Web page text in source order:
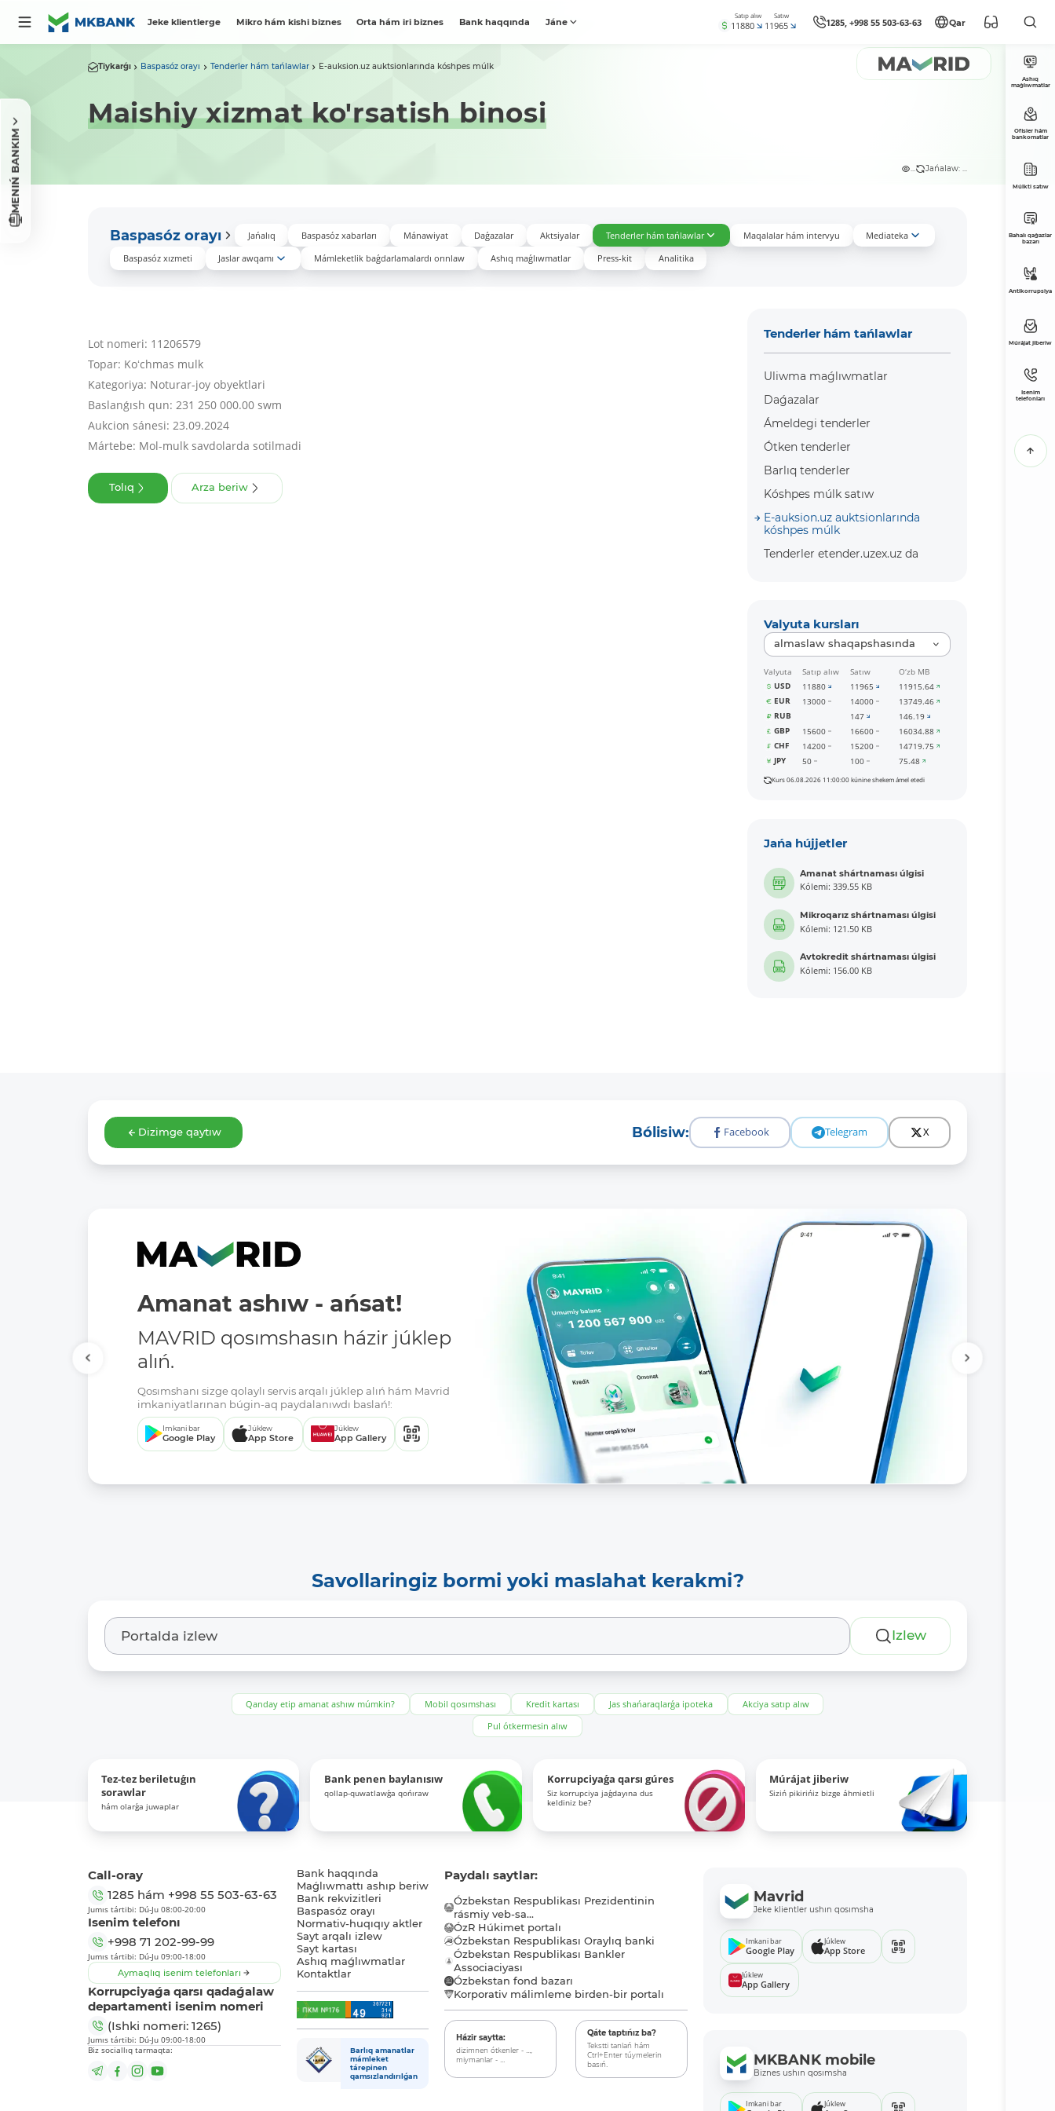
Jeke klientlerge Mikro hám kishi biznes Orta hám iri biznes Bank haqqında Jáne
Satıp alıw
11880
Satıw
11965 1285, +998 55 503-63-63 Qar
MENIŃ BANKIM
Tiykarǵı Baspasóz orayı Tenderler hám tańlawlar E-auksion.uz auktsionlarında kóshpes múlk
Maishiy xizmat ko'rsatish binosi
... Jańalaw: ...
Baspasóz orayı Jańalıq Baspasóz xabarları Mánawiyat Daǵazalar Aktsiyalar Tenderler hám tańlawlar Maqalalar hám intervyu
Mediateka
Baspasóz xızmeti
Jaslar awqamı Mámleketlik baǵdarlamalardı orınlaw Ashıq maǵlıwmatlar Press-kit Analitika
Lot nomeri: 11206579
Topar: Koʻchmas mulk
Kategoriya: Noturar-joy obyektlari
Baslanǵısh qun: 231 250 000.00 swm
Aukcion sánesi: 23.09.2024
Mártebe: Mol-mulk savdolarda sotilmadi
Tolıq Arza beriw
Tenderler hám tańlawlar
Uliwma maǵlıwmatlar
Daǵazalar
Ámeldegi tenderler
Ótken tenderler
Barlıq tenderler
Kóshpes múlk satıw
E-auksion.uz auktsionlarında
kóshpes múlk
Tenderler etender.uzex.uz da
Valyuta kursları
almaslaw shaqapshasında
Valyuta Satıp alıw Satıw
O‘zb MB
USD
11880 11965
11915.64
EUR
13000 14000
13749.46
RUB
147
146.19
GBP
15600 16600
16034.88
CHF
14200 15200
14719.75
JPY
50 100 75.48
Kurs 06.08.2026 11:00:00 kúnine shekem ámel etedi
Jańa hújjetler
Amanat shártnaması úlgisi
Kólemi: 339.55 KB
Mikroqarız shártnaması úlgisi
Kólemi: 121.50 KB
Avtokredit shártnaması úlgisi
Kólemi: 156.00 KB
Dizimge qaytıw Bólisiw: Facebook Telegram X
Amanat ashıw - ańsat!
MAVRID qosımshasın házir júklep
alıń.
Qosımshanı sizge qolaylı servis arqalı júklep alıń hám Mavrid
imkaniyatlarınan búgin-aq paydalanıwdı baslań!:
Imkani bar
Google Play
Júklew
App Store
Júklew
App Gallery
Savollaringiz bormi yoki maslahat kerakmi?
Izlew
Qanday etip amanat ashıw múmkin? Mobil qosımshası Kredit kartası Jas shańaraqlarǵa ipoteka
Akciya satıp alıw
Pul ótkermesin alıw
Tez-tez beriletuǵın
sorawlar
hám olarǵa juwaplar
Bank penen baylanısıw
qollap-quwatlawǵa qońıraw
Korrupciyaǵa qarsı gúres
Siz korrupciya jaǵdayına dus
keldiniz be?
Múrájat jiberiw
Siziń pikirińiz bizge áhmietli
Ashıq
maǵlıwmatlar
Ofisler hám
bankomatlar
Múlkti satıw
Bahalı qaǵazlar
bazarı
Antikorrupsiya
Múrájat jiberiw
Isenim
telefonları
Call-oray
1285 hám +998 55 503-63-63
Jumıs tártibi: Dú-Ju 08:00-20:00
Isenim telefonı
+998 71 202-99-99
Jumıs tártibi: Dú-Ju 09:00-18:00
Aymaqlıq isenim telefonları
Korrupciyaǵa qarsı qadaǵalaw
departamenti isenim nomeri
(Ishki nomeri: 1265)
Jumıs tártibi: Dú-Ju 09:00-18:00
Biz sociallıq tarmaqta:
Bank haqqında
Maǵlıwmattı ashıp beriw
Bank rekvizitleri
Baspasóz orayı
Normativ-huqıqıy aktler
Sayt arqalı izlew
Sayt kartası
Ashıq maǵlıwmatlar
Kontaktlar
Barlıq amanatlar
mámleket
tárepinen
qamsızlandırılǵan
Paydalı saytlar:
Ózbekstan Respublikası Prezidentinin
rásmiy veb-sa...
ÓzR Húkimet portalı
Ózbekstan Respublikası Oraylıq banki
Ózbekstan Respublikası Bankler
Associaciyası
Ózbekstan fond bazarı
Korporativ málimleme birden-bir portalı
Házir saytta:
dizimnen ótkenler - ...,
miymanlar - ...
Qáte taptıńız ba?
Tekstti tanlań hám
Ctrl+Enter túymelerin
basıń.
Mavrid
Jeke klientler ushın qosımsha
Imkani bar
Google Play
Júklew
App Store
Júklew
App Gallery
MKBANK mobile
Biznes ushın qosımsha
Imkani bar Júklew